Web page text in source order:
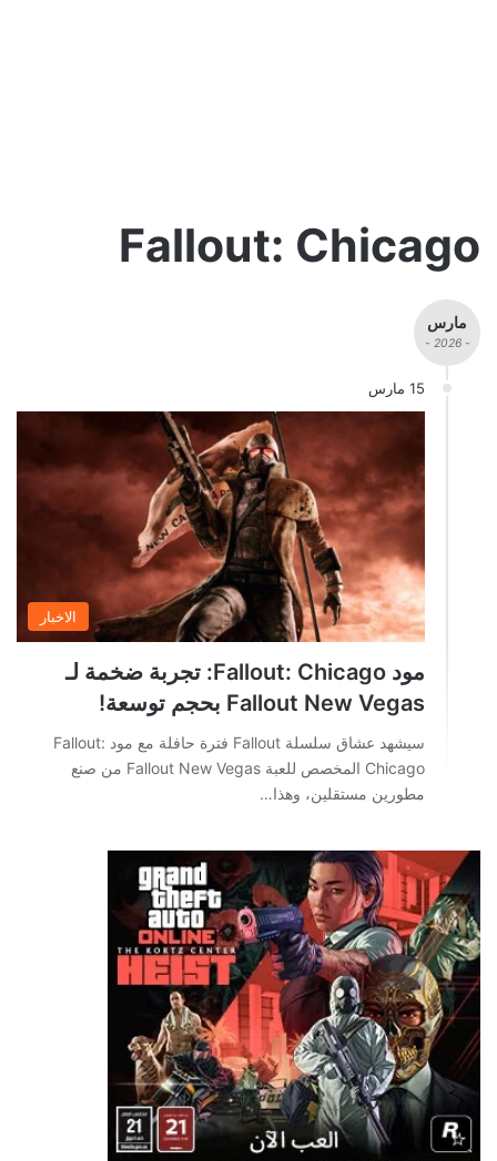
Fallout: Chicago
مارس
- 2026 -
15 مارس
الاخبار
مود Fallout: Chicago: تجربة ضخمة لـ
Fallout New Vegas بحجم توسعة!
سيشهد عشاق سلسلة Fallout فترة حافلة مع مود Fallout:
Chicago المخصص للعبة Fallout New Vegas من صنع
مطورين مستقلين، وهذا…